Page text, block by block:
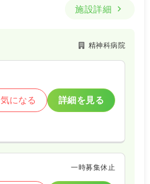
施設詳細
精神科病院
気になる 詳細を見る
一時募集休止